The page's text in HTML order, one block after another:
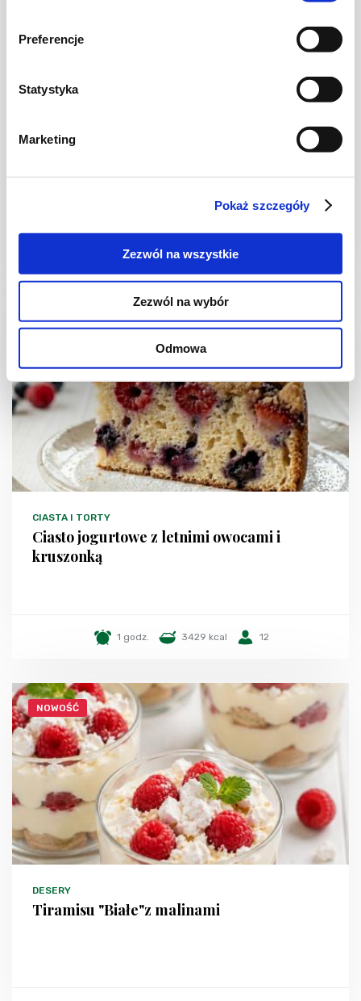
Preferencje
Statystyka
Marketing
Pokaż szczegóły
Zezwól na wszystkie
Zezwól na wybór
Odmowa
CIASTA I TORTY
frużeliną
4954 kcal
CIASTA I TORTY
Ciasto jogurtowe z letnimi owocami i
kruszonką
1 godz. 3429 kcal 12
NOWOŚĆ
DESERY
Tiramisu "Białe"z malinami